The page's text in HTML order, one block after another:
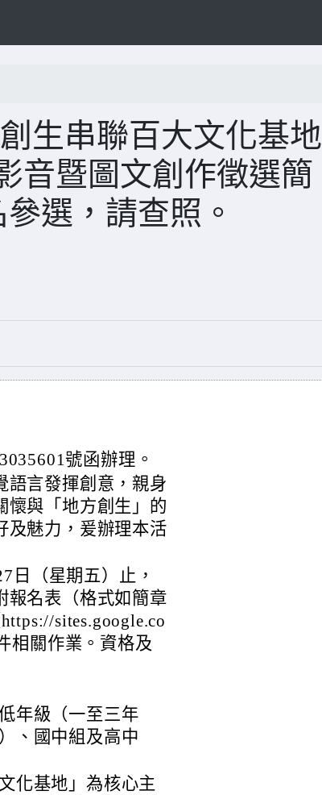
生串聯百大文化基地
音暨圖文創作徵選簡
選，請查照。
號函辦理。
語言發揮創意，親身
懷與「地方創生」的
及魅力，爰辦理本活
日（星期五）止，
報名表（格式如簡章
sites.google.co
相關作業。資格及
年級（一至三年
、國中組及高中
化基地」為核心主